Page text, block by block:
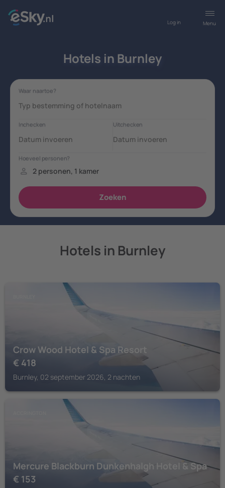
Menu
Log in
Hotels in Burnley
Hotels in Burnley
Crow Wood Hotel & Spa Resort
€ 418
Burnley, 02 september 2026, 2 nachten
Mercure Blackburn Dunkenhalgh Hotel & Spa
€ 153